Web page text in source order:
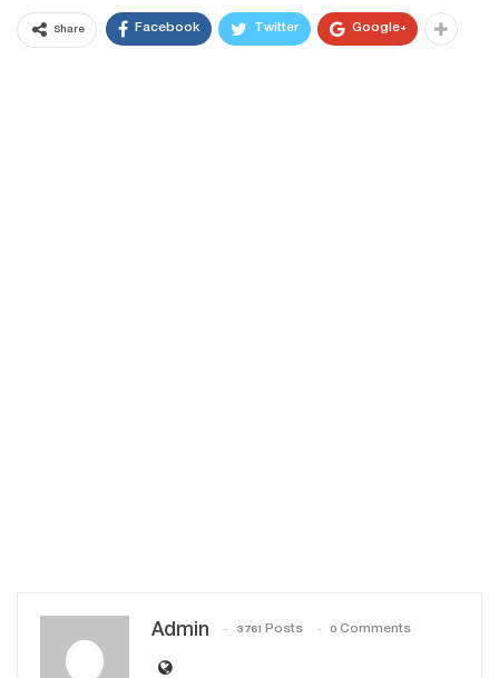
Share Facebook Twitter Google+
Admin 3761 Posts 0 Comments